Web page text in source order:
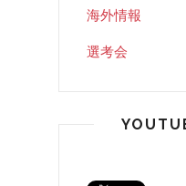
海外情報
選考会